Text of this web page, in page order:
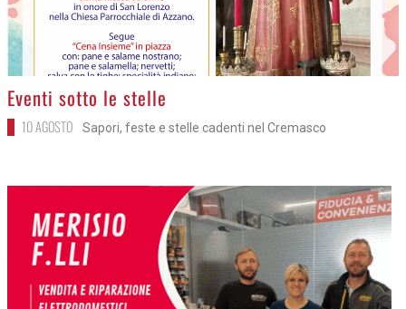
>
Eventi sotto le stelle
10 AGOSTO Sapori, feste e stelle cadenti nel Cremasco